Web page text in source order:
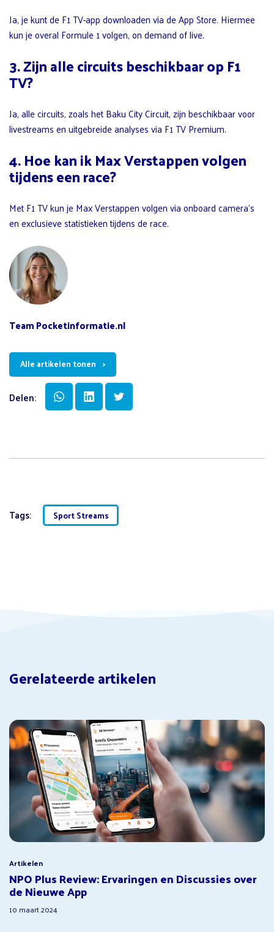
Ja, je kunt de F1 TV-app downloaden via de App Store. Hiermee
kun je overal Formule 1 volgen, on demand of live.
3. Zijn alle circuits beschikbaar op F1
TV?
Ja, alle circuits, zoals het Baku City Circuit, zijn beschikbaar voor
livestreams en uitgebreide analyses via F1 TV Premium.
4. Hoe kan ik Max Verstappen volgen
tijdens een race?
Met F1 TV kun je Max Verstappen volgen via onboard camera’s
en exclusieve statistieken tijdens de race.
Team Pocketinformatie.nl
Alle artikelen tonen
Delen:
Tags: Sport Streams
Gerelateerde artikelen
Artikelen
NPO Plus Review: Ervaringen en Discussies over
de Nieuwe App
10 maart 2024